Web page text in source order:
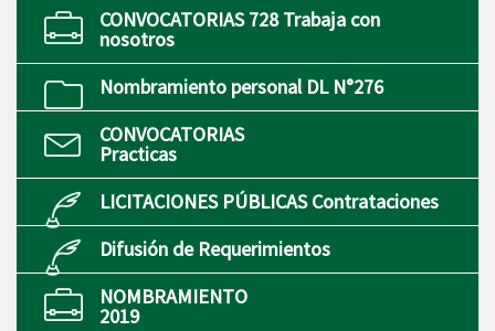
CONVOCATORIAS 728 Trabaja con
nosotros
Nombramiento personal DL N°276
CONVOCATORIAS
Practicas
LICITACIONES PÚBLICAS Contrataciones
Difusión de Requerimientos
NOMBRAMIENTO
2019